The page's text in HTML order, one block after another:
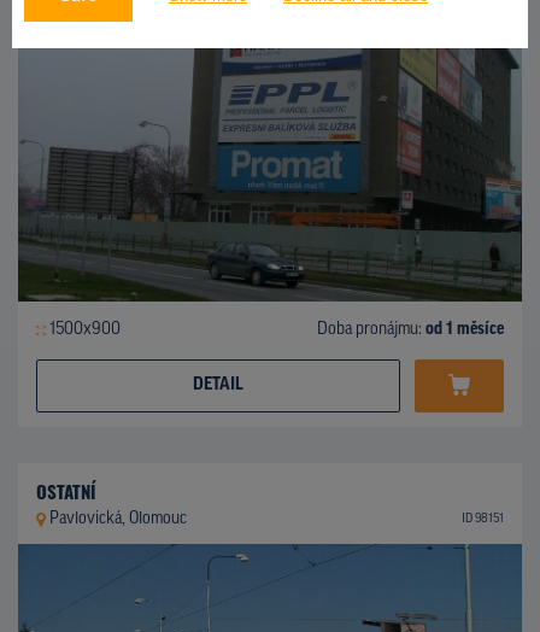
1500x900 Doba pronájmu: od 1 měsíce
DETAIL
OSTATNÍ
Pavlovická, Olomouc ID 98151